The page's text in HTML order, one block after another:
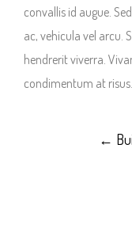
convallis id augue.
ac, vehicula vel arcu.
hendrerit viverra.
condimentum at risus.
←